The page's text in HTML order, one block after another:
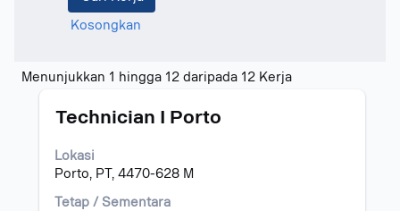
Kosongkan
Menunjukkan 1 hingga 12 daripada 12 KerjaHasil
Jawatan
Technician I Porto
Lokasi
Porto, PT, 4470-628 M
Tetap / Sementara
Pilih
bar
ruang
melihat